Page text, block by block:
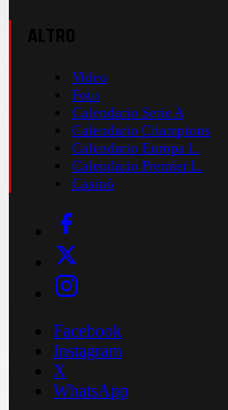
Video
Foto
Calendario Serie A
Calendario Champions
Calendario Europa L.
Calendario Premier L.
Casinò
Facebook
Instagram
X
WhatsApp